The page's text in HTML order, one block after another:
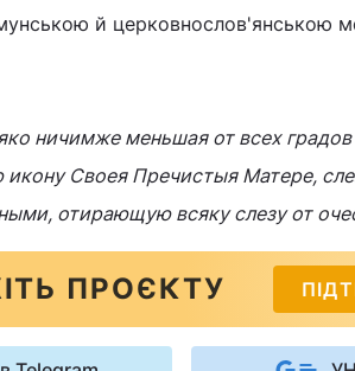
й церковнослов'янською
ничимже меньшая от всех
икону Своея Пречистыя Матере,
отирающую всяку слезу от
ПРОЄКТУ